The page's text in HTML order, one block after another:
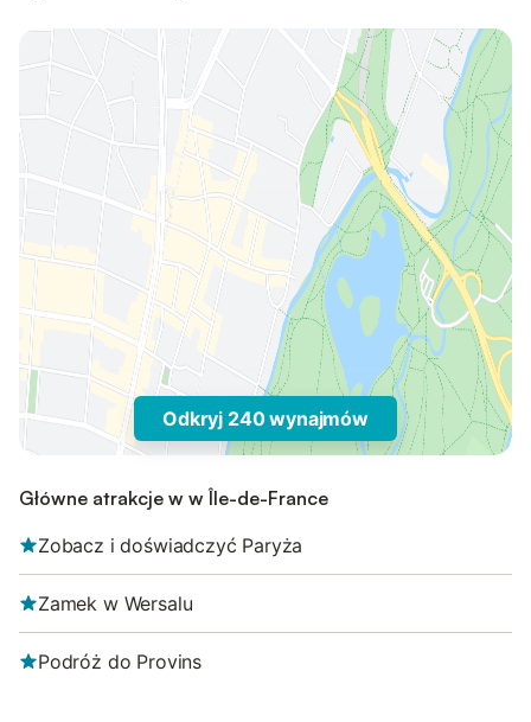
Odkryj 240 wynajmów
Główne atrakcje w w Île-de-France
Zobacz i doświadczyć Paryża
Zamek w Wersalu
Podróż do Provins